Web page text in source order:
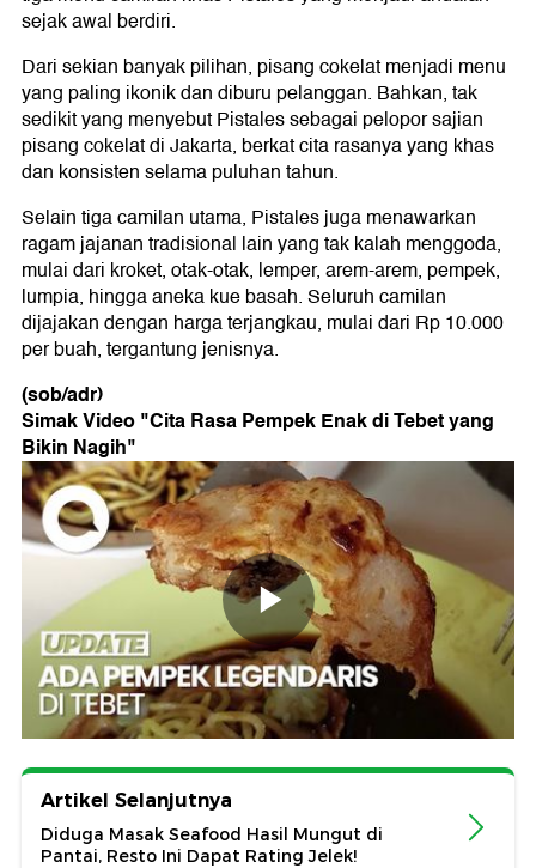
sejak awal berdiri.
Dari sekian banyak pilihan, pisang cokelat menjadi menu
yang paling ikonik dan diburu pelanggan. Bahkan, tak
sedikit yang menyebut Pistales sebagai pelopor sajian
pisang cokelat di Jakarta, berkat cita rasanya yang khas
dan konsisten selama puluhan tahun.
Selain tiga camilan utama, Pistales juga menawarkan
ragam jajanan tradisional lain yang tak kalah menggoda,
mulai dari kroket, otak-otak, lemper, arem-arem, pempek,
lumpia, hingga aneka kue basah. Seluruh camilan
dijajakan dengan harga terjangkau, mulai dari Rp 10.000
per buah, tergantung jenisnya.
(sob/adr)
Simak Video "Cita Rasa Pempek Enak di Tebet yang
Bikin Nagih"
Artikel Selanjutnya
Diduga Masak Seafood Hasil Mungut di
Pantai, Resto Ini Dapat Rating Jelek!